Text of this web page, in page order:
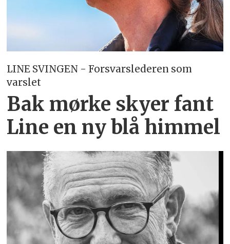
LINE SVINGEN - Forsvarslederen som
varslet
Bak mørke skyer fant
Line en ny blå himmel